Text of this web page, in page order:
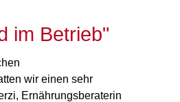
im Betrieb"
wir einen sehr
Ernährungsberaterin